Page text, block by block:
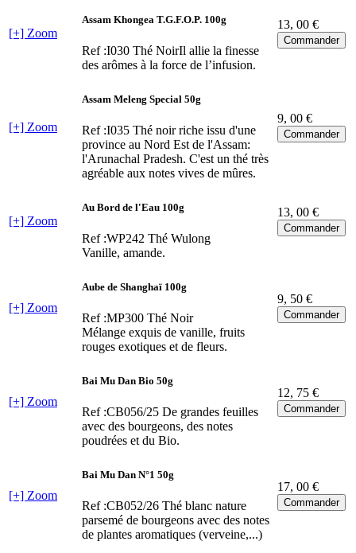
[+] Zoom
Assam Khongea T.G.F.O.P. 100g
Ref :I030 Thé NoirIl allie la finesse
des arômes à la force de l’infusion.
13, 00 €
[+] Zoom
Assam Meleng Special 50g
Ref :I035 Thé noir riche issu d'une
province au Nord Est de l'Assam:
l'Arunachal Pradesh. C'est un thé très
agréable aux notes vives de mûres.
9, 00 €
[+] Zoom
Au Bord de l'Eau 100g
Ref :WP242 Thé Wulong
Vanille, amande.
13, 00 €
[+] Zoom
Aube de Shanghaï 100g
Ref :MP300 Thé Noir
Mélange exquis de vanille, fruits
rouges exotiques et de fleurs.
9, 50 €
[+] Zoom
Bai Mu Dan Bio 50g
Ref :CB056/25 De grandes feuilles
avec des bourgeons, des notes
poudrées et du Bio.
12, 75 €
[+] Zoom
Bai Mu Dan N°1 50g
Ref :CB052/26 Thé blanc nature
parsemé de bourgeons avec des notes
de plantes aromatiques (verveine,...)
17, 00 €